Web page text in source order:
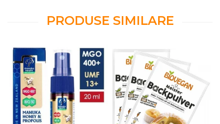
PRODUSE SIMILARE